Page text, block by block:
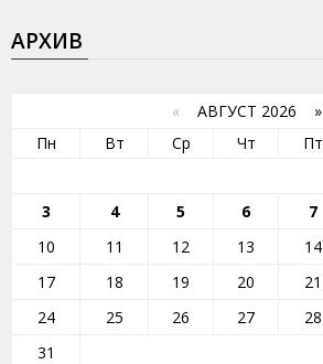
АРХИВ
« АВГУСТ 2026 »
Пн
Вт Ср Чт Пт
3
4 5 6 7
10
11 12 13 14
17
18 19 20 21
24
25 26 27 28
31